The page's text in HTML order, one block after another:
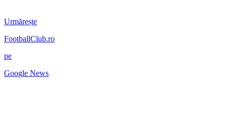
Urmărește
FootballClub.ro
pe
Google News